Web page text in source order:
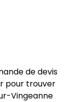
de devis
pour trouver
Vingeanne